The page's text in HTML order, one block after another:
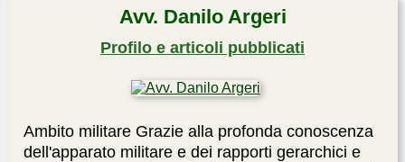
Avv. Danilo Argeri
Profilo e articoli pubblicati
Ambito militare Grazie alla profonda conoscenza
dell'apparato militare e dei rapporti gerarchici e